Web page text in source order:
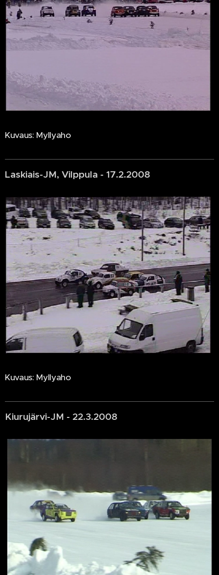
Kuvaus: Myllyaho
Laskiais-JM, Vilppula - 17.2.2008
Kuvaus: Myllyaho
Kiurujärvi-JM - 22.3.2008